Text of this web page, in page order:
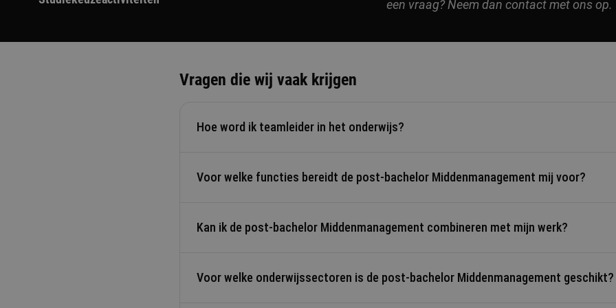
een vraag? Neem dan contact met ons op.
Vragen die wij vaak krijgen
Hoe word ik teamleider in het onderwijs?
Met de post-bachelor Middenmanagement ontwikkel je de basisvaardigheden voor een
Voor welke functies bereidt de post-bachelor Middenmanagement mij voor?
De post-bachelor Middenmanagement bereidt je voor op functies zoals teamleider,
Kan ik de post-bachelor Middenmanagement combineren met mijn werk?
Ja. De praktijkopdrachten voer je uit binnen je eigen onderwijsorganisatie.
Voor welke onderwijssectoren is de post-bachelor Middenmanagement geschikt?